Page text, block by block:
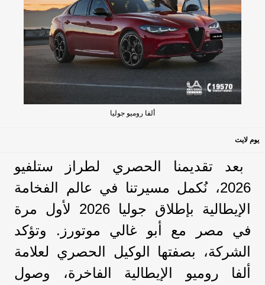
ألفا روميو جوليا
يوم لايت
بعد تقديمنا الحصري لطراز ستلفيو
2026، نُكمل مسيرتنا في عالم الفخامة
الإيطالية بإطلاق جوليا 2026 لأول مرة
في مصر مع أبو غالي موتورز. وتؤكد
الشركة، بصفتها الوكيل الحصري لعلامة
ألفا روميو الإيطالية الفاخرة، وصول